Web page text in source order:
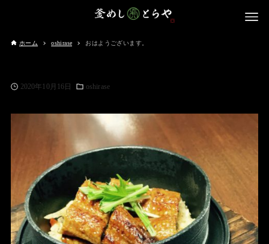
ホーム oshirase おはようございます。
2020年10月16日 oshirase